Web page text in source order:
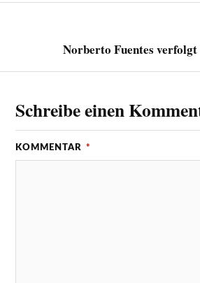
Norberto Fuentes
Schreibe einen
KOMMENTAR *